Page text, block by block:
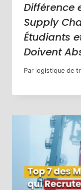
Différence
Supply
Étudiants
Doivent
Par logistique de